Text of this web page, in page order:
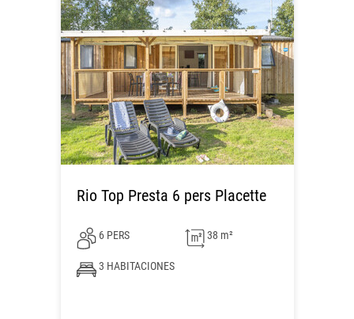
Rio Top Presta 6 pers Placette
6 PERS 38 m²
3 HABITACIONES